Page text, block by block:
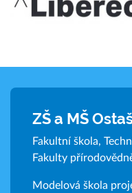
ZŠ a MŠ
Fakultní škola,
Fakulty
Modelová škola